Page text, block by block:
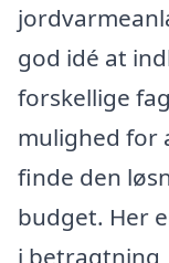
god idé at
forskellige
mulighed for
finde den
budget. Her
i